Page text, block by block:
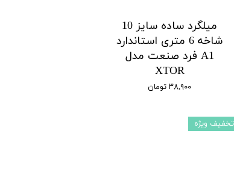
میلگرد ساده سایز 10
شاخه 6 متری استاندارد
A1 فرد صنعت مدل
XTOR
۳۸,۹۰۰ تومان
تخفیف ویژه